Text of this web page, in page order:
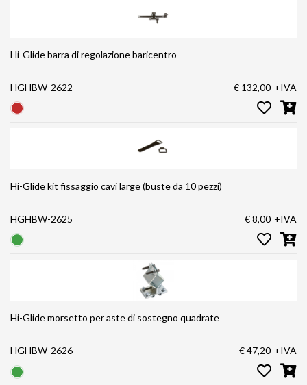
Hi-Glide barra di regolazione baricentro
HGHBW-2622 € 132,00 +IVA
Hi-Glide kit fissaggio cavi large (buste da 10 pezzi)
HGHBW-2625 € 8,00 +IVA
Hi-Glide morsetto per aste di sostegno quadrate
HGHBW-2626 € 47,20 +IVA